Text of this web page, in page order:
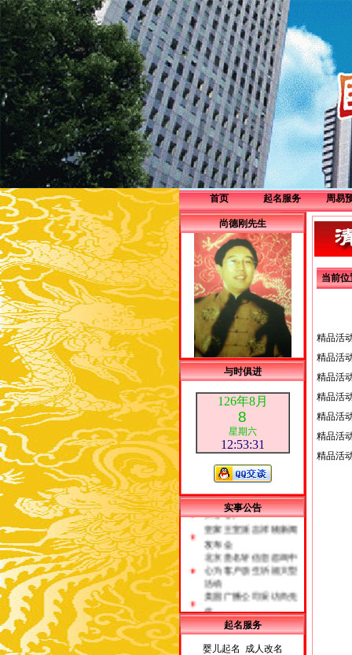
首页 起名服务
企业服务
个人服务
周易
尚德刚先生
与时俱进
126年8月
8
星期六
12:53:32
实事公告
荣誉客户
皇家王室派吉祥物新闻
发布会
北京贵名轩信息咨询中
心为客户放生祈福大型
活动
美国广播公司采访尚先
生
起名服务
婴儿起名 成人改名
当前位
精品活
精品活
精品活
精品活
精品活
精品活
精品活